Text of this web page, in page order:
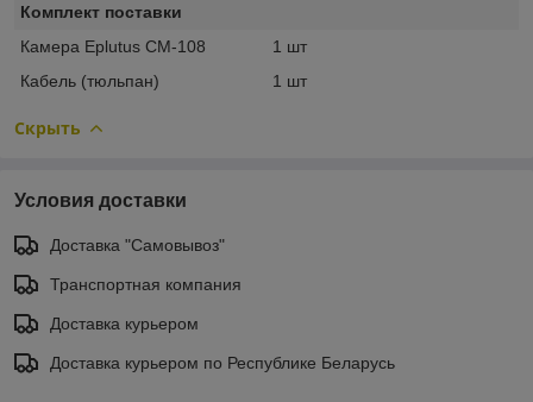
Комплект поставки
Камера Eplutus CM-108
1 шт
Кабель (тюльпан)
1 шт
Скрыть
Условия доставки
Доставка "Самовывоз"
Транспортная компания
Доставка курьером
Доставка курьером по Республике Беларусь